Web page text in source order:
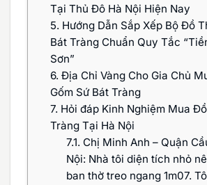
Tại Thủ Đô Hà Nội Hiện Nay
5. Hướng Dẫn Sắp Xếp Bộ Đồ
Bát Tràng Chuẩn Quy Tắc
Sơn”
6. Địa Chỉ Vàng Cho Gia Chủ
Gốm Sứ Bát Tràng
7. Hỏi đáp Kinh Nghiệm Mua
Tràng Tại Hà Nội
7.1. Chị Minh Anh – Quận
Nội: Nhà tôi diện tích nhỏ
ban thờ treo ngang 1m07.